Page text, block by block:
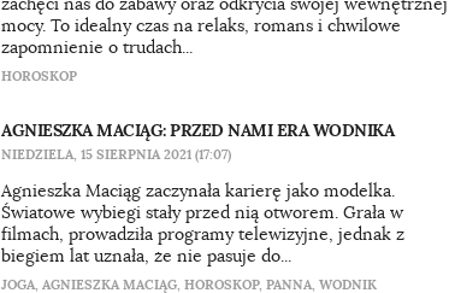
mocy. To idealny czas na relaks, romans i chwilowe
zapomnienie o trudach...
HOROSKOP
AGNIESZKA MACIĄG: PRZED NAMI ERA WODNIKA
NIEDZIELA, 15 SIERPNIA 2021 (17:07)
Agnieszka Maciąg zaczynała karierę jako modelka.
Światowe wybiegi stały przed nią otworem. Grała w
filmach, prowadziła programy telewizyjne, jednak z
biegiem lat uznała, że nie pasuje do...
JOGA, AGNIESZKA MACIĄG, HOROSKOP, PANNA, WODNIK